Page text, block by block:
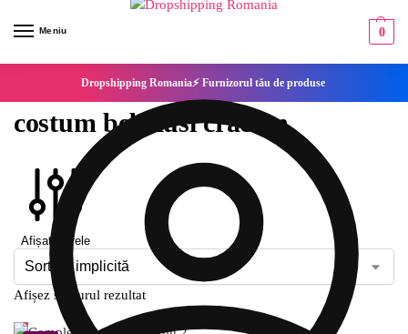
Meniu 0
Dropshipping Romania⚡ Furnizorul tău de produse
costum bebelusi craciun
Afișați filtrele
Afișez singurul rezultat